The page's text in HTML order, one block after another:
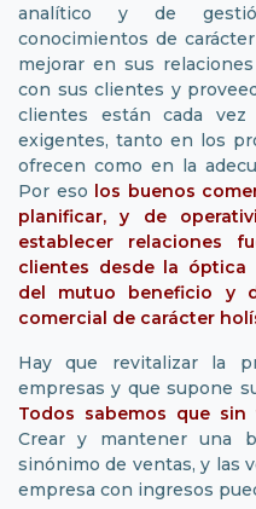
analítico y de
conocimientos de
mejorar en sus
con sus clientes y
clientes están cada
exigentes, tanto en los
ofrecen como en la
Por eso los buenos
planificar, y de
establecer relaciones
clientes desde la óptica
del mutuo beneficio y
comercial de carácter
Hay que revitalizar la
empresas y que supone
Todos sabemos que sin
Crear y mantener una
sinónimo de ventas, y las
empresa con ingresos